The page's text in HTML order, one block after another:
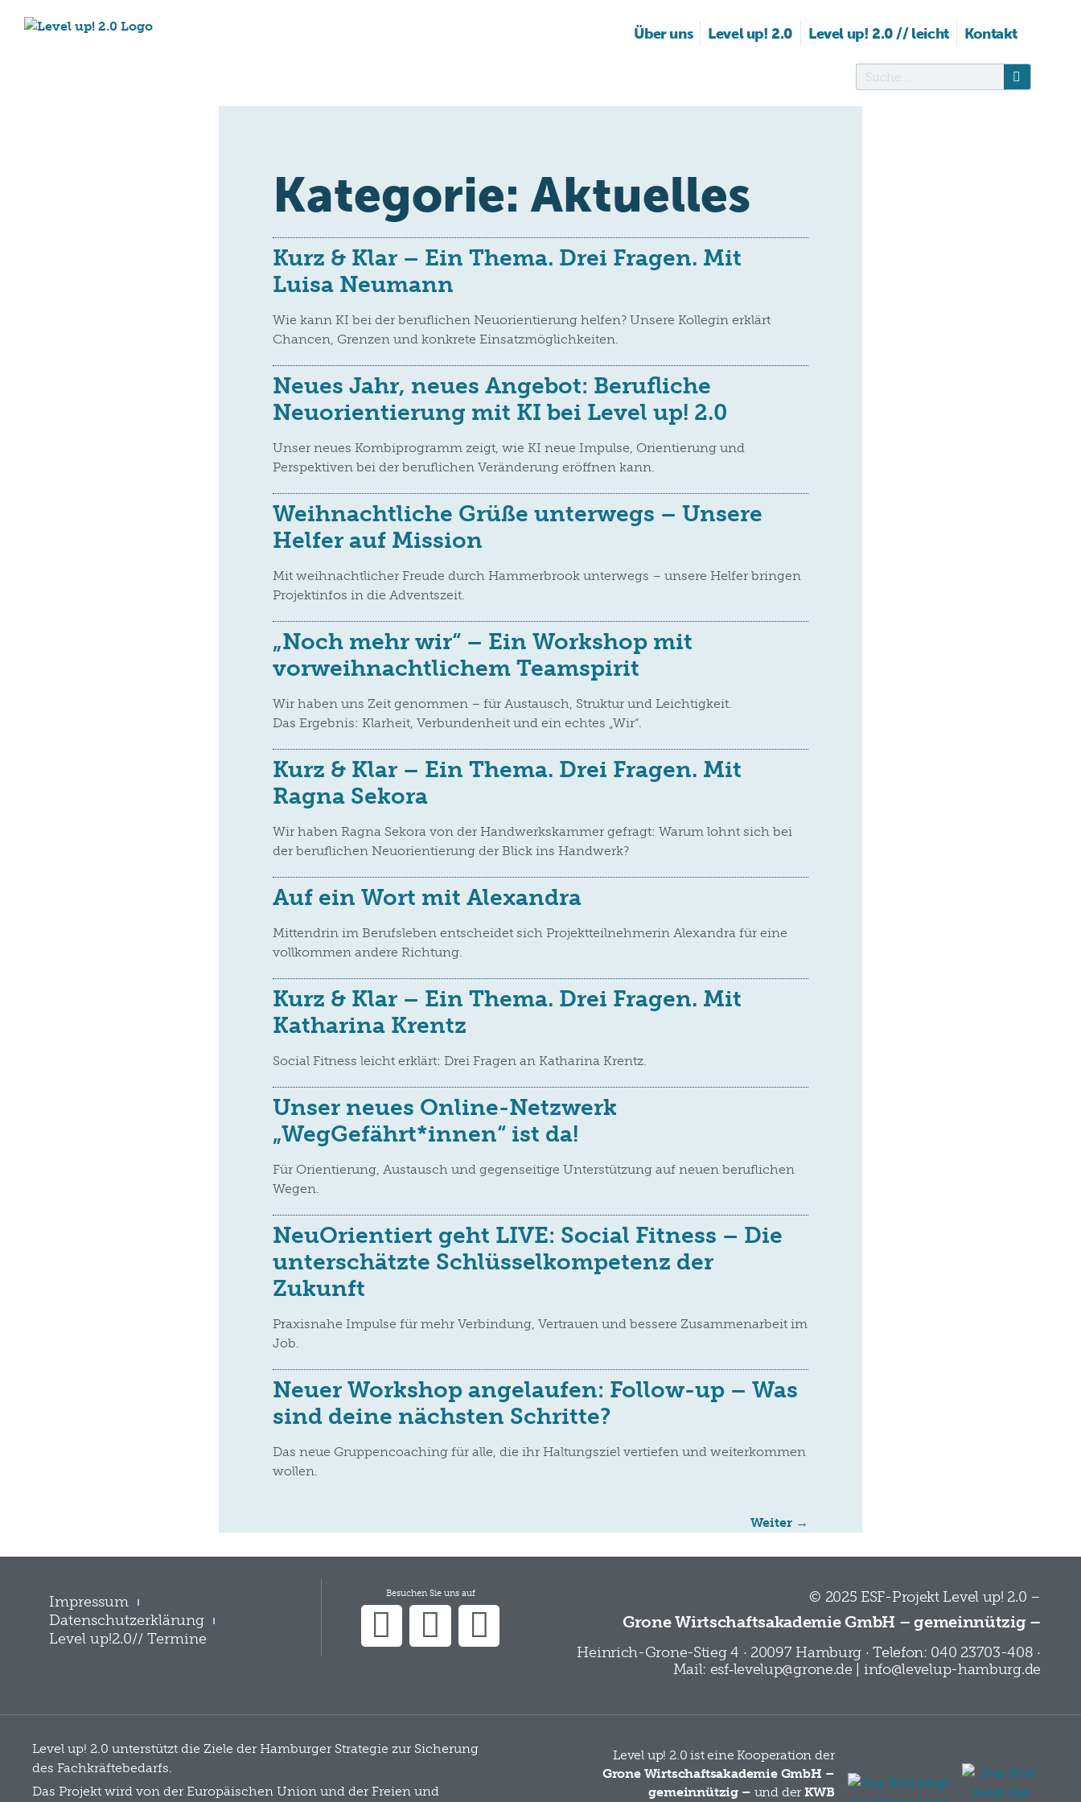
Über uns Level up! 2.0 Level up! 2.0 // leicht Kontakt
Kategorie:Aktuelles
Kurz & Klar – Ein Thema. Drei Fragen. Mit
Luisa Neumann
Wie kann KI bei der beruflichen Neuorientierung helfen? Unsere Kollegin erklärt
Chancen, Grenzen und konkrete Einsatzmöglichkeiten.
Neues Jahr, neues Angebot: Berufliche
Neuorientierung mit KI bei Level up! 2.0
Unser neues Kombiprogramm zeigt, wie KI neue Impulse, Orientierung und
Perspektiven bei der beruflichen Veränderung eröffnen kann.
Weihnachtliche Grüße unterwegs – Unsere
Helfer auf Mission
Mit weihnachtlicher Freude durch Hammerbrook unterwegs – unsere Helfer bringen
Projektinfos in die Adventszeit.
„Noch mehr wir“ – Ein Workshop mit
vorweihnachtlichem Teamspirit
Wir haben uns Zeit genommen – für Austausch, Struktur und Leichtigkeit.
Das Ergebnis: Klarheit, Verbundenheit und ein echtes „Wir“.
Kurz & Klar – Ein Thema. Drei Fragen. Mit
Ragna Sekora
Wir haben Ragna Sekora von der Handwerkskammer gefragt: Warum lohnt sich bei
der beruflichen Neuorientierung der Blick ins Handwerk?
Auf ein Wort mit Alexandra
Mittendrin im Berufsleben entscheidet sich Projektteilnehmerin Alexandra für eine
vollkommen andere Richtung.
Kurz & Klar – Ein Thema. Drei Fragen. Mit
Katharina Krentz
Social Fitness leicht erklärt: Drei Fragen an Katharina Krentz.
Unser neues Online-Netzwerk
„WegGefährt*innen“ ist da!
Für Orientierung, Austausch und gegenseitige Unterstützung auf neuen beruflichen
Wegen.
NeuOrientiert geht LIVE: Social Fitness – Die
unterschätzte Schlüsselkompetenz der
Zukunft
Praxisnahe Impulse für mehr Verbindung, Vertrauen und bessere Zusammenarbeit im
Job.
Neuer Workshop angelaufen: Follow-up – Was
sind deine nächsten Schritte?
Das neue Gruppencoaching für alle, die ihr Haltungsziel vertiefen und weiterkommen
wollen.
Weiter →
Impressum
Datenschutzerklärung
Level up!2.0// Termine
Besuchen Sie uns auf © 2025 ESF-Projekt Level up! 2.0 –
Grone Wirtschaftsakademie GmbH – gemeinnützig –
Heinrich-Grone-Stieg 4 · 20097 Hamburg · Telefon: 040 23703-408 ·
Mail: esf‑levelup@grone.de | info@levelup-hamburg.de
Level up! 2.0 unterstützt die Ziele der Hamburger Strategie zur Sicherung
des Fachkräftebedarfs.
Das Projekt wird von der Europäischen Union und der Freien und
Level up! 2.0 ist eine Kooperation der
Grone Wirtschaftsakademie GmbH –
gemeinnützig – und der KWB